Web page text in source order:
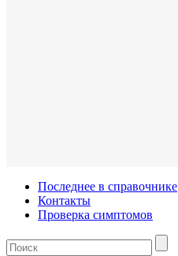
Последнее в справочнике
Контакты
Проверка симптомов